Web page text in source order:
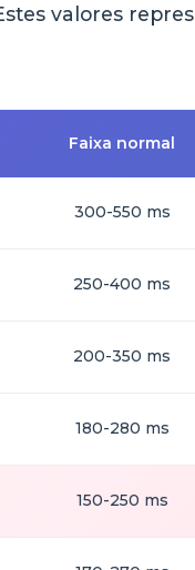
valores
Faixa normal
300-550 ms
250-400 ms
200-350 ms
180-280 ms
150-250 ms